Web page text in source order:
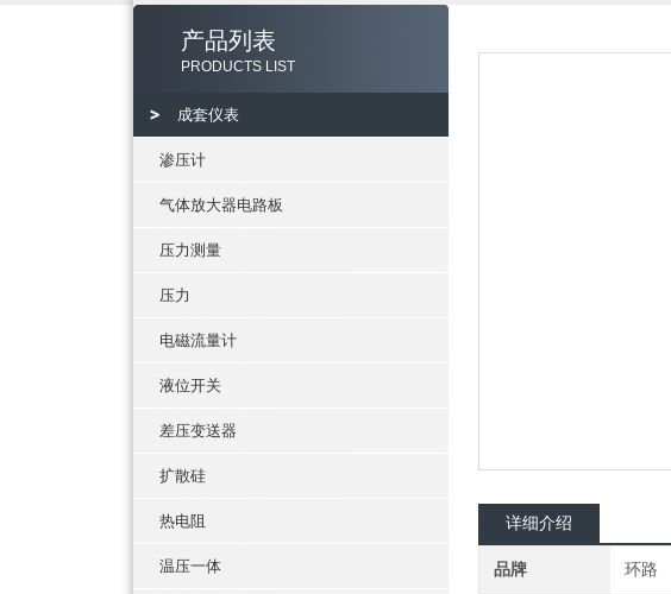
产品列表
PRODUCTS LIST
成套仪表
渗压计
气体放大器电路板
压力测量
压力
电磁流量计
液位开关
差压变送器
扩散硅
热电阻
温压一体
详细介绍
品牌 环路